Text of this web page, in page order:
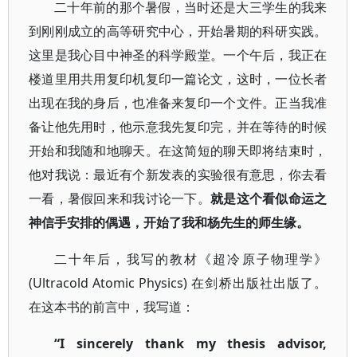
二十年前的那个暑假，当时还是大三学生的我来
到刚刚成立的高等研究中心，开始暑期的科研实践。
这里是我心目中神圣的科学殿堂。一个午后，我正在
楼道里用共用复印机复印一篇论文，这时，一位长者
出现在我的身后，也准备来复印一个文件。正当我准
备让他先用时，他示意我先复印完，并在等待的时候
开始和我随和地聊天。在这简短的聊天即将结束时，
他对我说：最近有个新发表的实验很有意思，你去看
一看，暑假回来和我讨论一下。 就是这个看似命运之
神信手安排的偶遇，开始了我和杨先生的师生缘。
二十年后，我写的教材《超冷原子物理学》
(Ultracold Atomic Physics) 在剑桥出版社出版了。
在这本书的前言中，我写道：
“I sincerely thank my thesis advisor,